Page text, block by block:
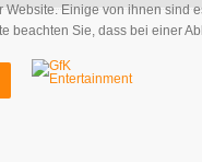
Website. Einige von ihnen sind
beachten Sie, dass bei einer